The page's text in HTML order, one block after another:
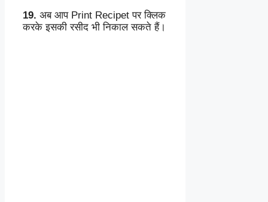
19. अब आप Print Recipet पर क्लिक
करके इसकी रसीद भी निकाल सकते हैं।